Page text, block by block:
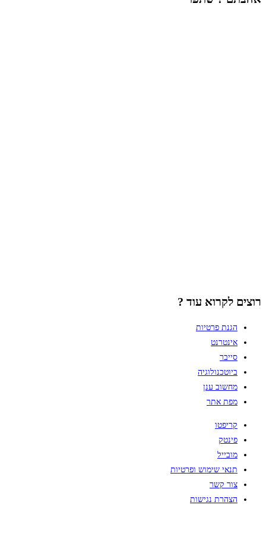
רוצים לקרוא עוד ?
הגנת פרטיות
אינטרנט
סייבר
ביוטכנולוגיה
מחשוב ענן
מפת אתר
קריפטו
פינטק
מובייל
תנאי שימוש ופרטיות
צור קשר
הצהרת נגישות